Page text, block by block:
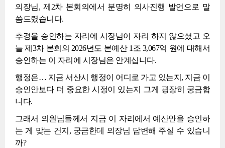
의장님, 제2차 본회의에서 분명히 의사진행 발언으로 말
씀드렸습니다.
추경을 승인하는 자리에 시장님이 자리 하지 않으셨고 오
늘 제3차 본회의 2026년도 본예산 1조 3,067억 원에 대해서
승인하는 이 자리에 시장님은 안계십니다.
행정은… 지금 서산시 행정이 어디로 가고 있는지, 지금 이
승인안보다 더 중요한 시정이 있는지 그게 굉장히 궁금합
니다.
그래서 의원님들께서 지금 이 자리에서 예산안을 승인하
는 게 맞는 건지, 궁금한데 의장님 답변해 주실 수 있습니
까?